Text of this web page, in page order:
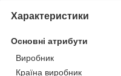
Характеристики
Основні атрибути
Виробник
Країна виробник